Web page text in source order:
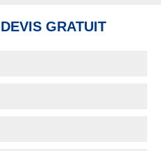
GRATUIT